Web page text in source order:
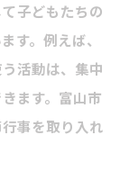
子どもたちの
す。例えば、
活動は、集中
ます。富山市
事を取り入れ